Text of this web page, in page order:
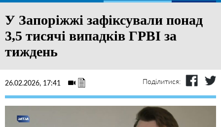
У Запоріжжі зафіксували понад
3,5 тисячі випадків ГРВІ за
тиждень
26.02.2026, 17:41 Поділитися: